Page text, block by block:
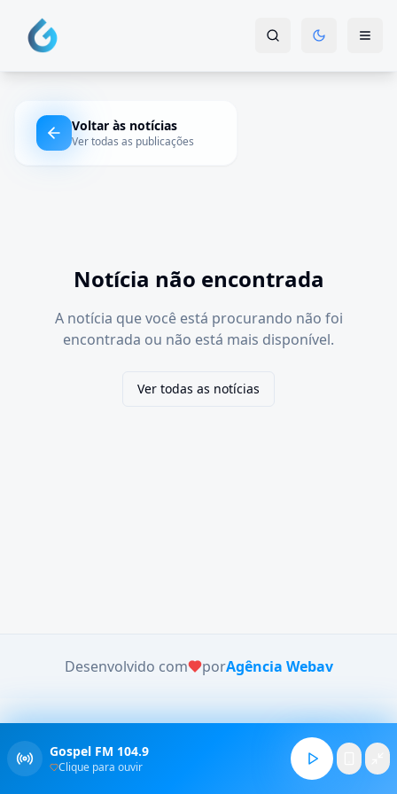
Voltar às notícias
Ver todas as publicações
Notícia não encontrada
A notícia que você está procurando não foi
encontrada ou não está mais disponível.
Ver todas as notícias
Desenvolvido com porAgência Webav
Gospel FM 104.9
Clique para ouvir